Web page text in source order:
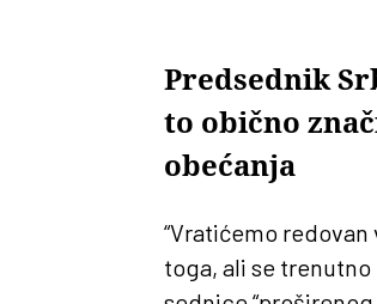
Predsednik
to obično
obećanja
“Vratićemo
toga, ali se trenutno